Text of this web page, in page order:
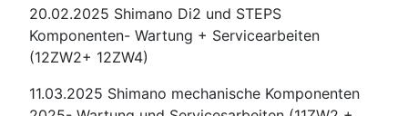
20.02.2025 Shimano Di2 und STEPS
Komponenten- Wartung + Servicearbeiten
(12ZW2+ 12ZW4)
11.03.2025 Shimano mechanische Komponenten